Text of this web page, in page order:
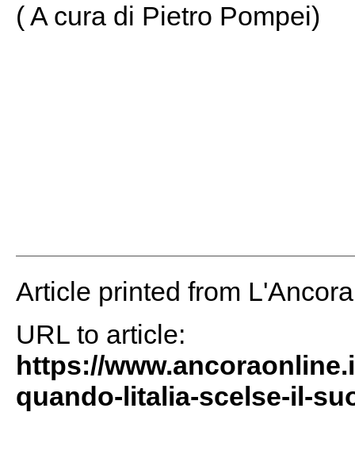
( A cura di Pietro Pompei)
Article printed from
URL to article:
https://
quando-litalia-scelse-il-